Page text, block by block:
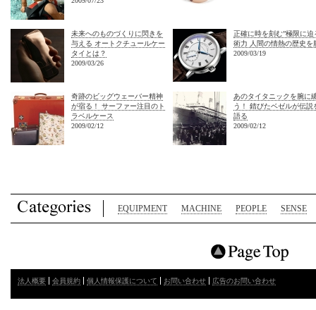
未来へのものづくりに閃きを
与える オートクチュールケー
タイとは？
2009/03/26
正確に時を刻む”極限に迫
術力 人間の情熱の歴史を
2009/03/19
奇跡のビッグウェーバー精神
が宿る！ サーファー注目のト
ラベルケース
2009/02/12
あのタイタニックを腕に
う！ 錆びたベゼルが伝説
語る
2009/02/12
EQUIPMENT MACHINE PEOPLE SENSE
法人概要 会員規約 個人情報保護について お問い合わせ 広告のお問い合わせ